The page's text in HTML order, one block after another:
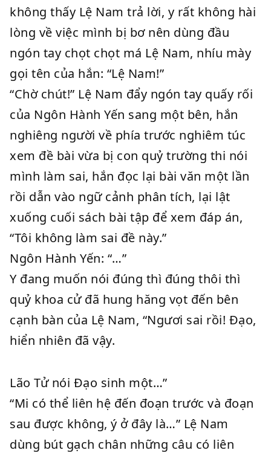
không thấy Lệ Nam trả lời, y rất không hài
lòng về việc mình bị bơ nên dùng đầu
ngón tay chọt chọt má Lệ Nam, nhíu mày
gọi tên của hắn: “Lệ Nam!”
“Chờ chút!” Lệ Nam đẩy ngón tay quấy rối
của Ngôn Hành Yến sang một bên, hắn
nghiêng người về phía trước nghiêm túc
xem đề bài vừa bị con quỷ trường thi nói
mình làm sai, hắn đọc lại bài văn một lần
rồi dẫn vào ngữ cảnh phân tích, lại lật
xuống cuối sách bài tập để xem đáp án,
“Tôi không làm sai đề này.”
Ngôn Hành Yến: “…”
Y đang muốn nói đúng thì đúng thôi thì
quỷ khoa cử đã hung hăng vọt đến bên
cạnh bàn của Lệ Nam, “Ngươi sai rồi! Đạo,
hiển nhiên đã vậy.
Lão Tử nói Đạo sinh một…”
“Mi có thể liên hệ đến đoạn trước và đoạn
sau được không, ý ở đây là…” Lệ Nam
dùng bút gạch chân những câu có liên